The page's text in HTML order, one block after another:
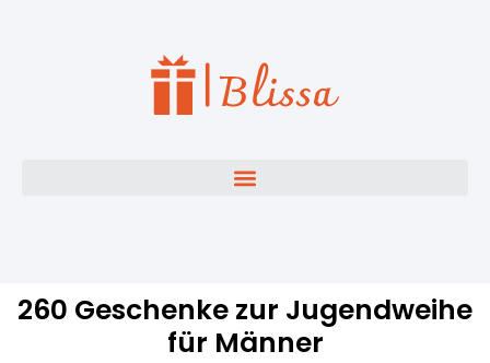
260 Geschenke zur Jugendweihe
für Männer